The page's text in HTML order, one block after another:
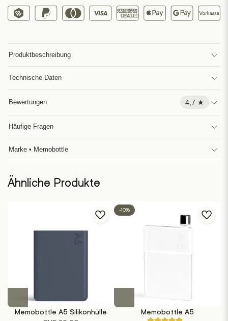
Produktbeschreibung
Technische Daten
Bewertungen 4,7 ★
Häufige Fragen
Marke • Memobottle
Ähnliche Produkte
Produkt
weist
Memobottle A5 Silikonhülle
-10%
Memobottle A5